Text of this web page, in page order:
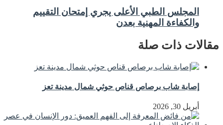
المجلس الطبي الأعلى يجري إمتحان التقييم
والكفاءة المهنية بعدن
مقالات ذات صلة
إصابة شاب برصاص قناص حوثي شمال مدينة تعز
أبريل 30, 2026